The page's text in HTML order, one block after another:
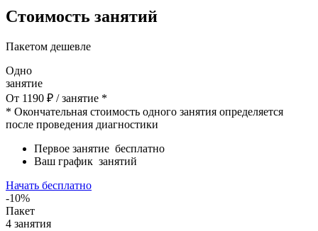
Стоимость занятий
Пакетом дешевле
Одно
занятие
От 1190 ₽ / занятие *
* Окончательная стоимость одного занятия определяется
после проведения диагностики
Первое занятие бесплатно
Ваш график занятий
Начать бесплатно
-10%
Пакет
4 занятия